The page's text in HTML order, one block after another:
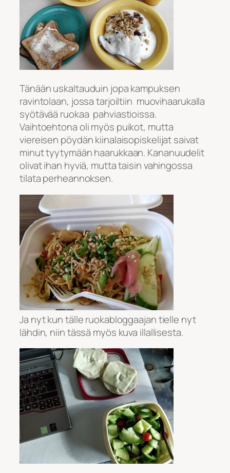
Tänään uskaltauduin jopa kampuksen
ravintolaan, jossa tarjoiltiin muovihaarukalla
syötävää ruokaa pahviastioissa.
Vaihtoehtona oli myös puikot, mutta
viereisen pöydän kiinalaisopiskelijat saivat
minut tyytymään haarukkaan. Kananuudelit
olivat ihan hyviä, mutta taisin vahingossa
tilata perheannoksen.
Ja nyt kun tälle ruokabloggaajan tielle nyt
lähdin, niin tässä myös kuva illallisesta.